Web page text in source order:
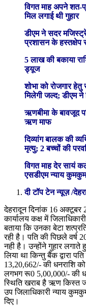
विगत माह अपने शत-
मिल लगाई थी गुहार
डीएम ने सदर
प्रशासन के हस्तक्षेप
5 लाख की बकाया
ड्यूज
शोभा को रोजगार
मिलेगी जल्द; डीएम ने
ऋणबीमा के बावजूद
ऋण माफ
दिव्यांग बालक की
मृत्यु; 2 बच्चों की
विगत माह देर सायं
एसडीएम न्याय
दी टॉप टेन न्यूज़ /
देहरादून दिनांक 16 अक्टूबर
कार्यालय कक्ष में
बताया कि उनका बेटा
रही है। पति की पिछले वर्ष
नही है। उन्होंने गुहार
लिया था किन्तु बैंक द्वारा
13,20,662/- की धनराशि
लगभग रू0 5,00,000/- की
स्थिति खराब है ऋण किस्त
उप जिलाधिकारी न्याय
दिए।